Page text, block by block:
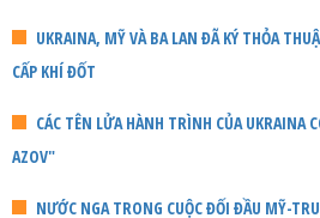
UKRAINA, MỸ VÀ BA LAN ĐÃ KÝ THỎA
CẤP KHÍ ĐỐT
CÁC TÊN LỬA HÀNH TRÌNH CỦA UKRAINA
AZOV"
NƯỚC NGA TRONG CUỘC ĐỐI ĐẦU MỸ-